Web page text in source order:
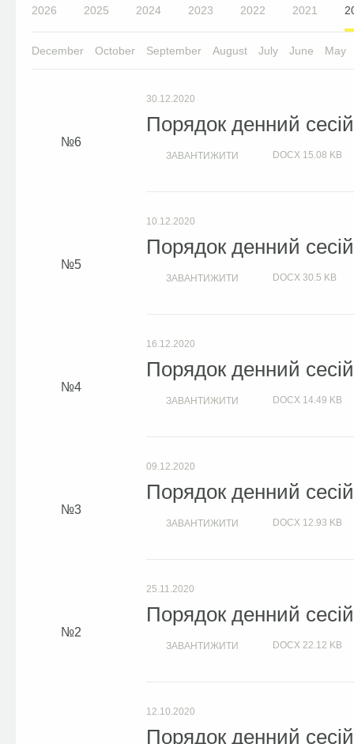
2026 2025 2024 2023 2022 2021
December October September August July June May
6
30.12.2020
Порядок денний
ЗАВАНТИЖИТИ DOCX 15.08 KB
5
10.12.2020
Порядок денний
ЗАВАНТИЖИТИ DOCX 30.5 KB
4
16.12.2020
Порядок денний
ЗАВАНТИЖИТИ DOCX 14.49 KB
3
09.12.2020
Порядок денний
ЗАВАНТИЖИТИ DOCX 12.93 KB
2
25.11.2020
Порядок денний
ЗАВАНТИЖИТИ DOCX 22.12 KB
12.10.2020
Порядок денний